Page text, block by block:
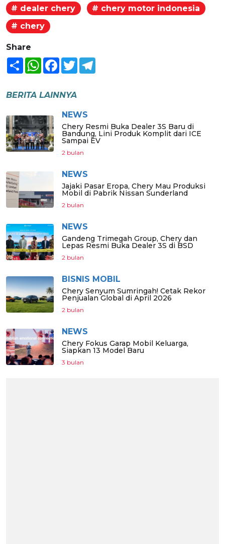
# dealer chery
# chery motor indonesia
# chery
Share
Share WhatsAppFacebook
Twitter
BERITA LAINNYA
NEWS
Chery Resmi Buka Dealer 3S Baru di
Bandung, Lini Produk Komplit dari ICE
Sampai EV
2 bulan
NEWS
Jajaki Pasar Eropa, Chery Mau Produksi
Mobil di Pabrik Nissan Sunderland
2 bulan
NEWS
Gandeng Trimegah Group, Chery dan
Lepas Resmi Buka Dealer 3S di BSD
2 bulan
BISNIS MOBIL
Chery Senyum Sumringah! Cetak Rekor
Penjualan Global di April 2026
2 bulan
NEWS
Chery Fokus Garap Mobil Keluarga,
Siapkan 13 Model Baru
3 bulan